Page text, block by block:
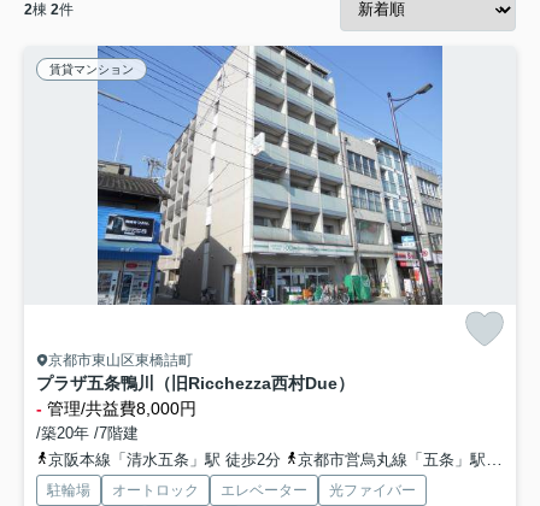
2棟 2件
賃貸マンション
京都市東山区東橋詰町
プラザ五条鴨川（旧Ricchezza西村Due）
- 管理/共益費8,000円
/築20年 /7階建
京阪本線「清水五条」駅 徒歩2分
京都市営烏丸線「五条」駅 徒歩12分
駐輪場 オートロック エレベーター
光ファイバー